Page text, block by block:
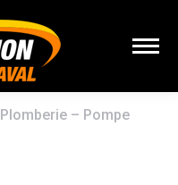
Plomberie – Pompe